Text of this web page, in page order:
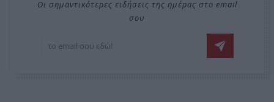
Οι σημαντικότερες ειδήσεις της ημέρας στο email
σου